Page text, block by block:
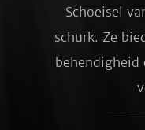
Schoeisel
schurk. Ze
behendigheid